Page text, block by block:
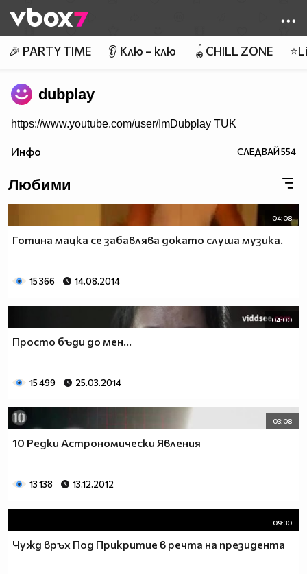
👾
🎉 PARTY TIME 👂 Клю – клю 🪀CHILL ZONE
dubplay
https://www.youtube.com/user/ImDubplay TUK
Инфо СЛЕДВАЙ554
Любими
04:08
Готина мацка се забавлява докато слуша музика.
15 366 14.08.2014
04:00
Просто бъди до мен...
15 499 25.03.2014
03:08
10 Редки Астрономически Явления
13 138 13.12.2012
09:30
Чужд връх Под Прикритие в речта на президента